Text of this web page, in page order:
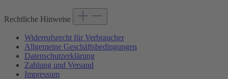
Rechtliche Hinweise
Widerrufsrecht für Verbraucher
Allgemeine Geschäftsbedingungen
Datenschutzerklärung
Zahlung und Versand
Impressum